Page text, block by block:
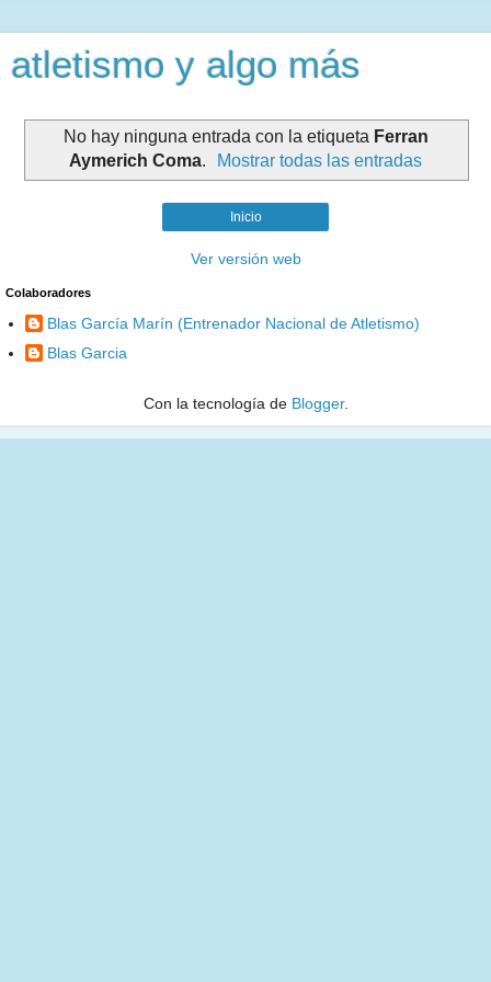
atletismo y algo más
No hay ninguna entrada con la etiqueta Ferran
Aymerich Coma. Mostrar todas las entradas
Inicio
Ver versión web
Colaboradores
Blas García Marín (Entrenador Nacional de Atletismo)
Blas Garcia
Con la tecnología de Blogger.